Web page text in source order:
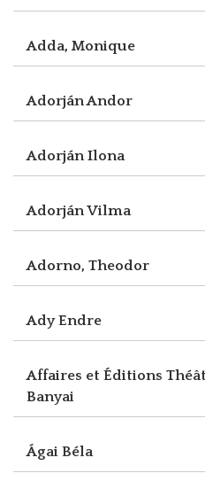
Adda, Monique
Adorján Andor
Adorján Ilona
Adorján Vilma
Adorno, Theodor
Ady Endre
Affaires et Éditions
Banyai
Ágai Béla